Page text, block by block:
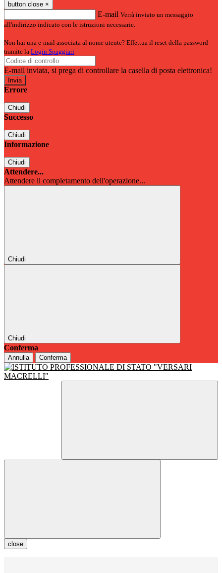
button close ×
E-mail Verrà inviato un messaggio
all'indirizzo indicato con le istruzioni necessarie.
Non hai una e-mail associata al nome utente? Effettua il reset della password
tramite la Login Spaggiari
E-mail inviata, si prega di controllare la casella di posta elettronica!
Errore
Chiudi
Successo
Chiudi
Informazione
Chiudi
Attendere...
Attendere il completamento dell'operazione...
Chiudi
Chiudi
Conferma
Annulla Conferma
close